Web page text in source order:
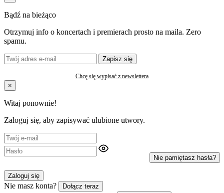
Bądź na bieżąco
Otrzymuj info o koncertach i premierach prosto na maila. Zero
spamu.
Zapisz się
Chcę się wypisać z newslettera
×
Witaj ponownie!
Zaloguj się, aby zapisywać ulubione utwory.
Nie pamiętasz hasła?
Zaloguj się
Nie masz konta? Dołącz teraz